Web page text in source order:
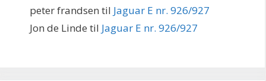
peter frandsen til Jaguar E nr. 926/927
Jon de Linde til Jaguar E nr. 926/927